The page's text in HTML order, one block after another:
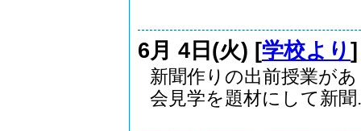
6月 4日(火) [学校より
新聞作りの出前授業が
会見学を題材にして新聞